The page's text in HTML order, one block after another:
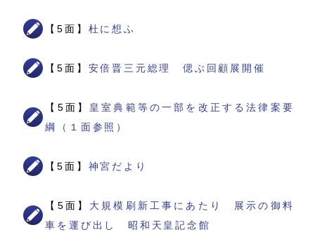
【5面】 杜に想ふ
【5面】 安倍晋三元総理 偲ぶ回顧展開催
【5面】 皇室典範等の一部を改正する法律案要
綱（１面参照）
【5面】 神宮だより
【5面】 大規模刷新工事にあたり 展示の御料
車を運び出し 昭和天皇記念館